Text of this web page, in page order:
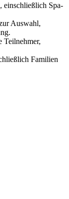
einschließlich Spa-
Auswahl,
Teilnehmer,
Familien